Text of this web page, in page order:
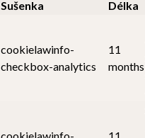
Sušenka
Délka
cookielawinfo-
checkbox-analytics
11
months